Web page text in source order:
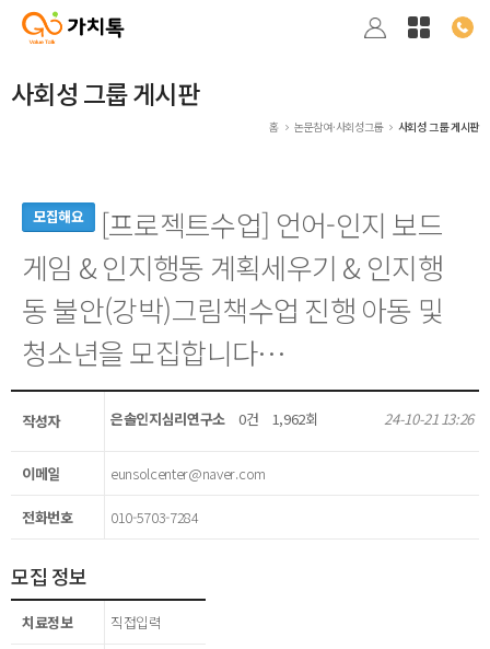
사회성 그룹 게시판
홈 논문참여·사회성그룹 사회성 그룹 게시판
모집해요
[프로젝트수업] 언어-인지 보드
게임 & 인지행동 계획세우기 & 인지행
동 불안(강박)그림책수업 진행 아동 및
청소년을 모집합니다…
작성자 은솔인지심리연구소 0건 1,962회 24-10-21 13:26
이메일 eunsolcenter@naver.com
전화번호 010-5703-7284
모집 정보
치료정보 직접입력